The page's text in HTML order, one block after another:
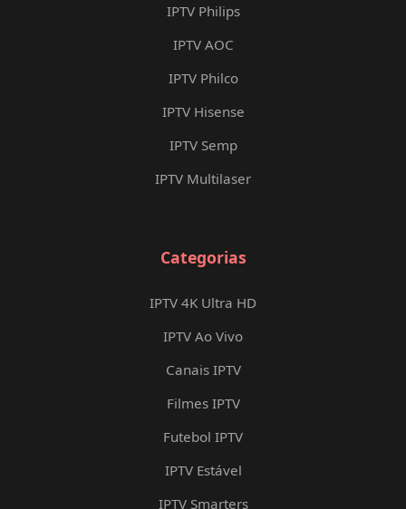
IPTV Philips
IPTV AOC
IPTV Philco
IPTV Hisense
IPTV Semp
IPTV Multilaser
Categorias
IPTV 4K Ultra HD
IPTV Ao Vivo
Canais IPTV
Filmes IPTV
Futebol IPTV
IPTV Estável
IPTV Smarters